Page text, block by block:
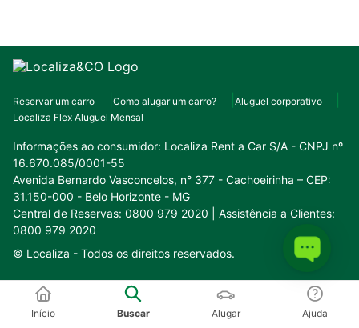
Reservar um carro Como alugar um carro?
Aluguel corporativo
Localiza Flex Aluguel Mensal
Informações ao consumidor: Localiza Rent a Car S/A - CNPJ nº
16.670.085/0001-55
Avenida Bernardo Vasconcelos, n° 377 - Cachoeirinha – CEP:
31.150-000 - Belo Horizonte - MG
Central de Reservas: 0800 979 2020 | Assistência a Clientes:
0800 979 2020
© Localiza - Todos os direitos reservados.
Conheça o nosso ecossistema:
Início Buscar Alugar Ajuda